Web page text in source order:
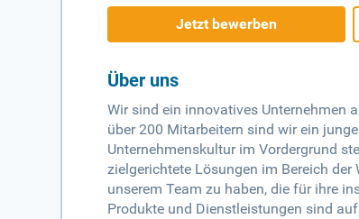
Jetzt bewerben
Über uns
Wir sind ein innovatives Unternehmen
über 200 Mitarbeitern sind wir ein
Unternehmenskultur im Vordergrund
zielgerichtete Lösungen im Bereich
unserem Team zu haben, die für ihre
Produkte und Dienstleistungen sind